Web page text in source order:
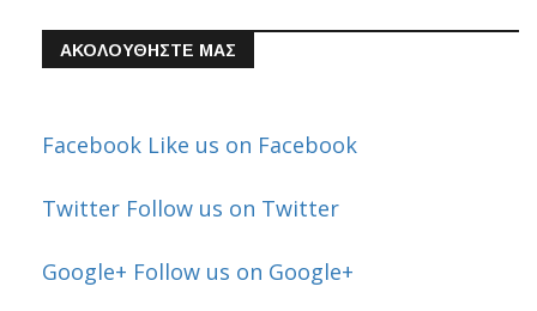
ΑΚΟΛΟΥΘΗΣΤΕ ΜΑΣ
Facebook Like us on Facebook
Twitter Follow us on Twitter
Google+ Follow us on Google+